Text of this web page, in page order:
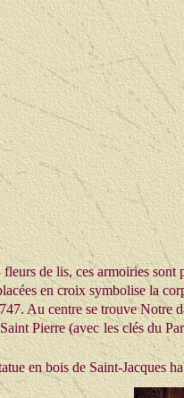
de lis, ces armoiries
en croix symbolise la
Au centre se trouve Notre
Pierre (avec les clés du
en bois de Saint-Jacques